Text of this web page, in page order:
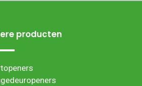
producten